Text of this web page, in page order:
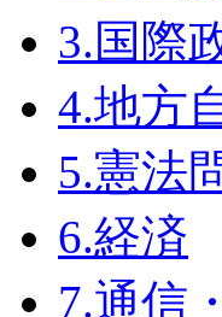
3.国際
4.地方
5.憲法
6.経済
7.通信